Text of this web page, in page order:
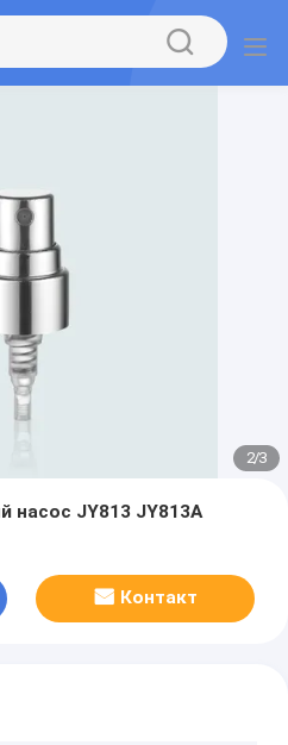
2/3
JY813 JY813A
Контакт